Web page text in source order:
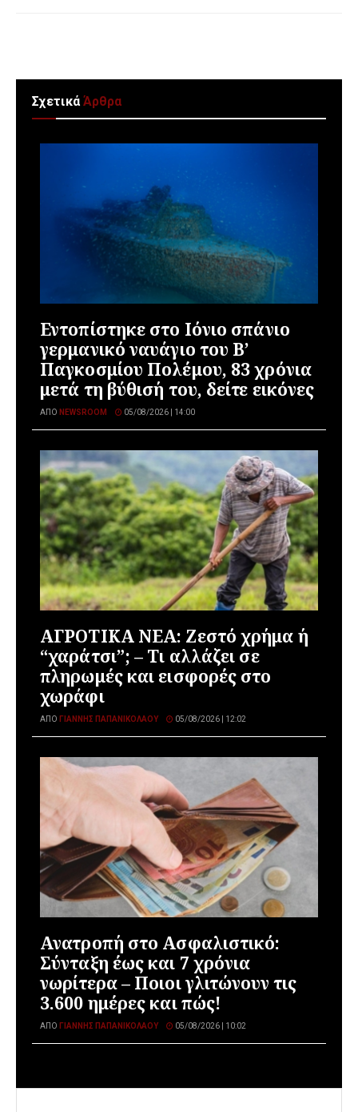
ΣχετικάΆρθρα
Εντοπίστηκε στο Ιόνιο σπάνιο
γερμανικό ναυάγιο του Β’
Παγκοσμίου Πολέμου, 83 χρόνια
μετά τη βύθισή του, δείτε εικόνες
ΑΠΌ NEWSROOM 05/08/2026 | 14:00
ΑΓΡΟΤΙΚΑ ΝΕΑ: Ζεστό χρήμα ή
“χαράτσι”; – Τι αλλάζει σε
πληρωμές και εισφορές στο
χωράφι
ΑΠΌ ΓΙΆΝΝΗΣ ΠΑΠΑΝΙΚΟΛΆΟΥ 05/08/2026 | 12:02
Ανατροπή στο Ασφαλιστικό:
Σύνταξη έως και 7 χρόνια
νωρίτερα – Ποιοι γλιτώνουν τις
3.600 ημέρες και πώς!
ΑΠΌ ΓΙΆΝΝΗΣ ΠΑΠΑΝΙΚΟΛΆΟΥ 05/08/2026 | 10:02